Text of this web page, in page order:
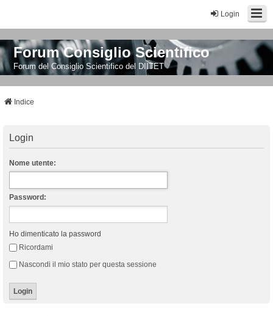
Login
Forum Consiglio Scientifico
Forum del Consiglio Scientifico del DIITET
Indice
Login
Nome utente:
Password:
Ho dimenticato la password
Ricordami
Nascondi il mio stato per questa sessione